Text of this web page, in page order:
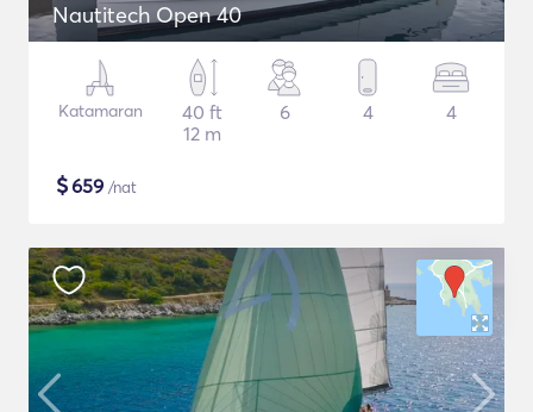
Nautitech Open 40
Katamaran
40 ft
12 m
6 4 4
$659 /nat